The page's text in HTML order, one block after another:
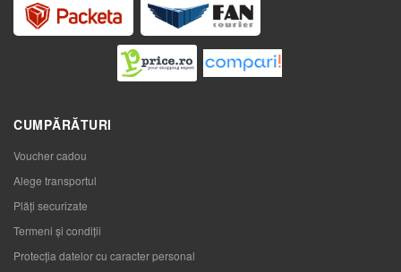
CUMPĂRĂTURI
Voucher cadou
Alege transportul
Plăți securizate
Termeni și condiții
Protecția datelor cu caracter personal